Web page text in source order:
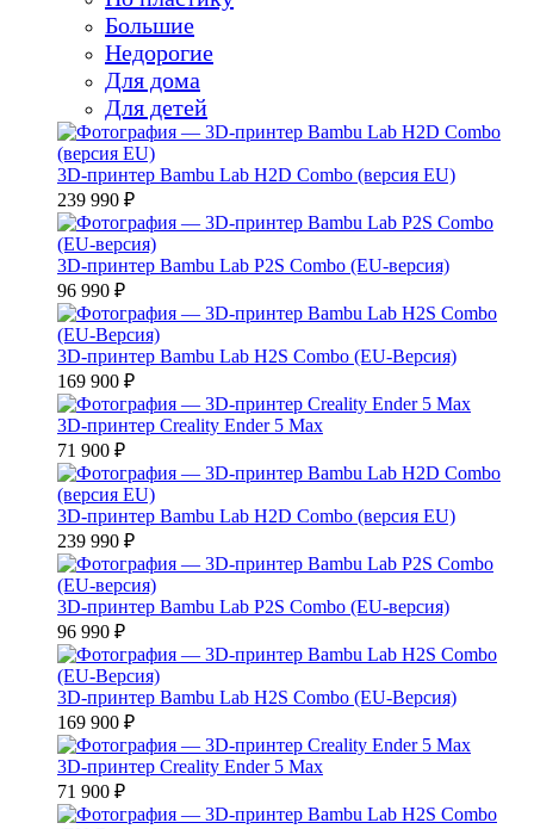
Большие
Недорогие
Для дома
Для детей
3D-принтер Bambu Lab H2D Combo (версия EU)
239 990 ₽
3D-принтер Bambu Lab P2S Combo (EU-версия)
96 990 ₽
3D-принтер Bambu Lab H2S Combo (EU-Версия)
169 900 ₽
3D-принтер Creality Ender 5 Max
71 900 ₽
3D-принтер Bambu Lab H2D Combo (версия EU)
239 990 ₽
3D-принтер Bambu Lab P2S Combo (EU-версия)
96 990 ₽
3D-принтер Bambu Lab H2S Combo (EU-Версия)
169 900 ₽
3D-принтер Creality Ender 5 Max
71 900 ₽